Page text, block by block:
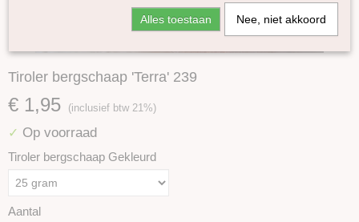
Tiroler bergschaap 'Terra' 239
€ 1,95 (inclusief btw 21%)
✓ Op voorraad
Tiroler bergschaap Gekleurd
Aantal
Alles toestaan Nee, niet akkoord